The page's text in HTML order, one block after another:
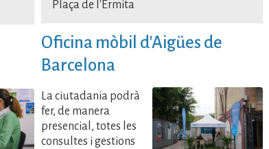
Plaça de l'Ermita
Oficina mòbil d'Aigües de
Barcelona
La ciutadania podrà
fer, de manera
presencial, totes les
consultes i gestions